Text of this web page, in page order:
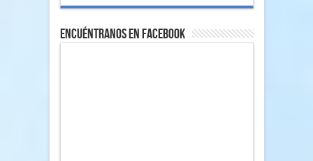
Encuéntranos en Facebook